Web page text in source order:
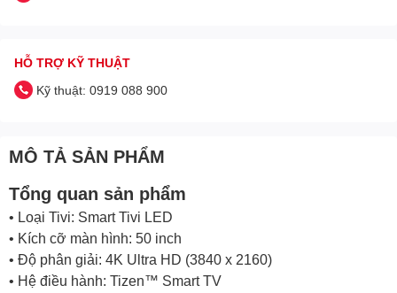
HỖ TRỢ KỸ THUẬT
Kỹ thuật: 0919 088 900
MÔ TẢ SẢN PHẨM
Tổng quan sản phẩm
• Loại Tivi: Smart Tivi LED
• Kích cỡ màn hình: 50 inch
• Độ phân giải: 4K Ultra HD (3840 x 2160)
• Hệ điều hành: Tizen™ Smart TV